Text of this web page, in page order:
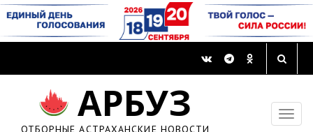
АРБУЗ
ОТБОРНЫЕ АСТРАХАНСКИЕ НОВОСТИ